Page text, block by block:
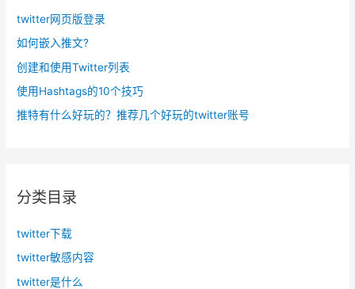
twitter网页版登录
如何嵌入推文?
创建和使用Twitter列表
使用Hashtags的10个技巧
推特有什么好玩的？推荐几个好玩的twitter账号
分类目录
twitter下载
twitter敏感内容
twitter是什么